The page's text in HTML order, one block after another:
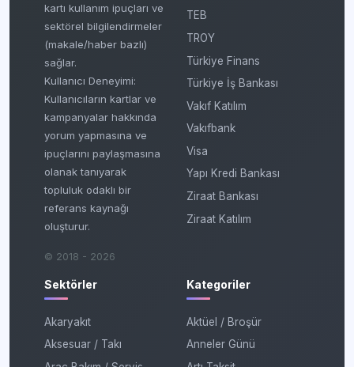
kartı kullanım ipuçları ve
sektörel bilgilendirmeler
(makale/haber bazlı)
sağlar.
Kullanıcı Deneyimi:
Kullanıcıların kartlar ve
kampanyalar hakkında
yorum yapmasına ve
ipuçlarını paylaşmasına
olanak tanıyarak
topluluk odaklı bir
referans kaynağı
oluşturur.
© 2018 - 2026
TEB
TROY
Türkiye Finans
Türkiye İş Bankası
Vakıf Katılım
Vakıfbank
Visa
Yapı Kredi Bankası
Ziraat Bankası
Ziraat Katılım
Sektörler
Akaryakıt
Aksesuar / Takı
Kategoriler
Aktüel / Broşür
Anneler Günü